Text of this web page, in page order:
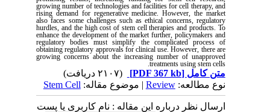
growing number of technologies and facilities for cell therapy, and
rising demand for regenerative medicine. However, the market
also faces some challenges such as ethical concerns, regulatory
hurdles, and the high cost of stem cell therapies and products. To
enhance the development of the market further, policymakers and
regulatory bodies must simplify the complicated process of
obtaining regulatory approvals for clinical use. However, there are
growing concerns about the increasing number of unapproved
treatments using stem cells
.
متن کامل[PDF 367 kb]
نوع مطالعه:Review| موضوع مقاله:Stem Cell
ارسال نظر درباره این مقاله : نام کاربری یا پست